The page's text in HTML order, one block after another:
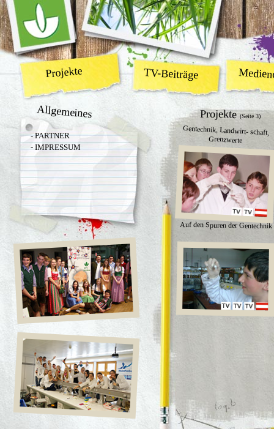
Projekte TV-Beiträge
Allgemeines
- PARTNER
- IMPRESSUM
Projekte(Seite 3)
Gentechnik, Landwirt- schaft,
Grenzwerte
Auf den Spuren der Gentechnik